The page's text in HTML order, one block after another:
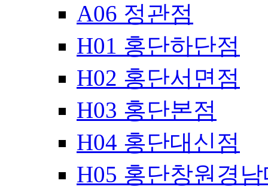
A06 정관점
H01 홍단하단점
H02 홍단서면점
H03 홍단본점
H04 홍단대신점
H05 홍단창원경